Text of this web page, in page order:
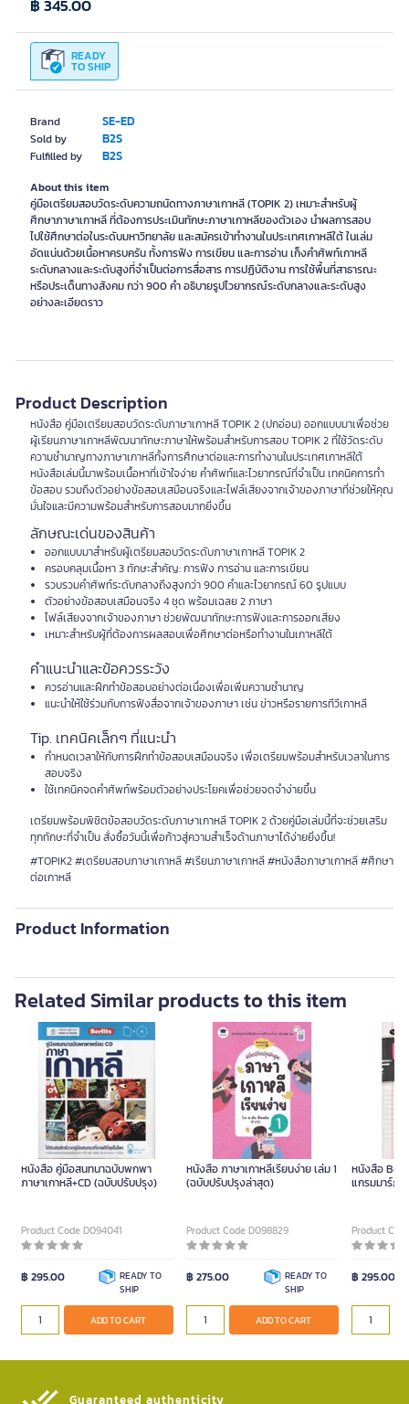
Brand SE-ED
Sold by B2S
Fulfilled by B2S
READY
TO SHIP
฿ 345.00
About this item
คู่มือเตรียมสอบวัดระดับความถนัดทางภาษาเกาหลี (TOPIK 2) เหมาะสำหรับผู้
ศึกษาภาษาเกาหลี ที่ต้องการประเมินทักษะภาษาเกาหลีของตัวเอง นำผลการสอบ
ไปใช้ศึกษาต่อในระดับมหาวิทยาลัย และสมัครเข้าทำงานในประเทศเกาหลีใต้ ในเล่ม
อัดแน่นด้วยเนื้อหาครบครัน ทั้งการฟัง การเขียน และการอ่าน เก็งคำศัพท์เกาหลี
ระดับกลางและระดับสูงที่จำเป็นต่อการสื่อสาร การปฏิบัติงาน การใช้พื้นที่สาธารณะ
หรือประเด็นทางสังคม กว่า 900 คำ อธิบายรูปไวยากรณ์ระดับกลางและระดับสูง
อย่างละเอียดราว
Product Description
หนังสือ คู่มือเตรียมสอบวัดระดับภาษาเกาหลี TOPIK 2 (ปกอ่อน) ออกแบบมาเพื่อช่วย
ผู้เรียนภาษาเกาหลีพัฒนาทักษะภาษาให้พร้อมสำหรับการสอบ TOPIK 2 ที่ใช้วัดระดับ
ความชำนาญทางภาษาเกาหลีทั้งการศึกษาต่อและการทำงานในประเทศเกาหลีใต้
หนังสือเล่มนี้มาพร้อมเนื้อหาที่เข้าใจง่าย คำศัพท์และไวยากรณ์ที่จำเป็น เทคนิคการทำ
ข้อสอบ รวมถึงตัวอย่างข้อสอบเสมือนจริงและไฟล์เสียงจากเจ้าของภาษาที่ช่วยให้คุณ
มั่นใจและมีความพร้อมสำหรับการสอบมากยิ่งขึ้น
ลักษณะเด่นของสินค้า
ออกแบบมาสำหรับผู้เตรียมสอบวัดระดับภาษาเกาหลี TOPIK 2
ครอบคลุมเนื้อหา 3 ทักษะสำคัญ: การฟัง การอ่าน และการเขียน
รวบรวมคำศัพท์ระดับกลางถึงสูงกว่า 900 คำและไวยากรณ์ 60 รูปแบบ
ตัวอย่างข้อสอบเสมือนจริง 4 ชุด พร้อมเฉลย 2 ภาษา
ไฟล์เสียงจากเจ้าของภาษา ช่วยพัฒนาทักษะการฟังและการออกเสียง
เหมาะสำหรับผู้ที่ต้องการผลสอบเพื่อศึกษาต่อหรือทำงานในเกาหลีใต้
คำแนะนำและข้อควรระวัง
ควรอ่านและฝึกทำข้อสอบอย่างต่อเนื่องเพื่อเพิ่มความชำนาญ
แนะนำให้ใช้ร่วมกับการฟังสื่อจากเจ้าของภาษา เช่น ข่าวหรือรายการทีวีเกาหลี
Tip. เทคนิคเล็กๆ ที่แนะนำ
กำหนดเวลาให้กับการฝึกทำข้อสอบเสมือนจริง เพื่อเตรียมพร้อมสำหรับเวลาในการ
สอบจริง
ใช้เทคนิคจดคำศัพท์พร้อมตัวอย่างประโยคเพื่อช่วยจดจำง่ายขึ้น
เตรียมพร้อมพิชิตข้อสอบวัดระดับภาษาเกาหลี TOPIK 2 ด้วยคู่มือเล่มนี้ที่จะช่วยเสริม
ทุกทักษะที่จำเป็น สั่งซื้อวันนี้เพื่อก้าวสู่ความสำเร็จด้านภาษาได้ง่ายยิ่งขึ้น!
#TOPIK2 #เตรียมสอบภาษาเกาหลี #เรียนภาษาเกาหลี #หนังสือภาษาเกาหลี #ศึกษา
ต่อเกาหลี
Product Information
Related Similar products to this item
หนังสือ คู่มือสนทนาฉบับพกพา
ภาษาเกาหลี+CD (ฉบับปรับปรุง)
Product Code D094041
฿ 295.00
READY TO
SHIP
ADD TO CART
หนังสือ ภาษาเกาหลีเรียนง่าย เล่ม 1
(ฉบับปรับปรุงล่าสุด)
Product Code D098829
฿ 275.00
READY TO
SHIP
ADD TO CART
หนังสือ
แกรมมาร์ภา
Product
฿ 295.00
Guaranteed authenticity​